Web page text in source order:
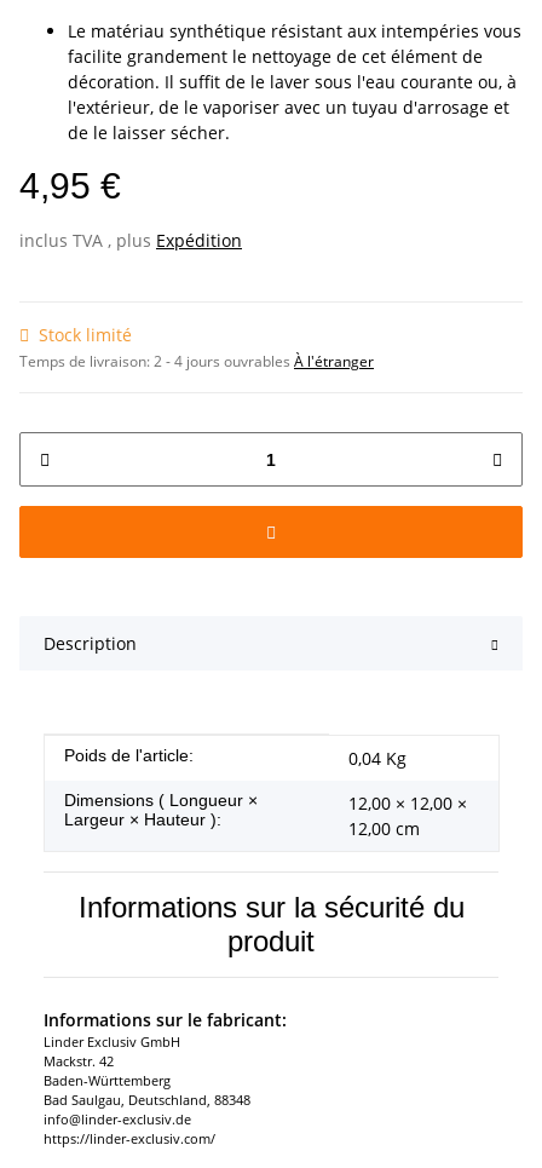
Le matériau synthétique résistant aux intempéries vous
facilite grandement le nettoyage de cet élément de
décoration. Il suffit de le laver sous l'eau courante ou, à
l'extérieur, de le vaporiser avec un tuyau d'arrosage et
de le laisser sécher.
4,95 €
inclus TVA , plus Expédition
Stock limité
Temps de livraison:2 - 4 jours ouvrables À l'étranger
Description
#productDetails.itemInformation#
#productDetails.itemValue#
Poids de l'article: 0,04 Kg
Dimensions ( Longueur ×
Largeur × Hauteur ):
12,00 × 12,00 ×
12,00 cm
Informations sur la sécurité du
produit
Informations sur le fabricant:
Linder Exclusiv GmbH
Mackstr. 42
Baden-Württemberg
Bad Saulgau, Deutschland, 88348
info@linder-exclusiv.de
https://linder-exclusiv.com/